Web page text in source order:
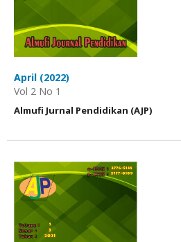
April (2022)
Vol 2 No 1
Almufi Jurnal Pendidikan (AJP)